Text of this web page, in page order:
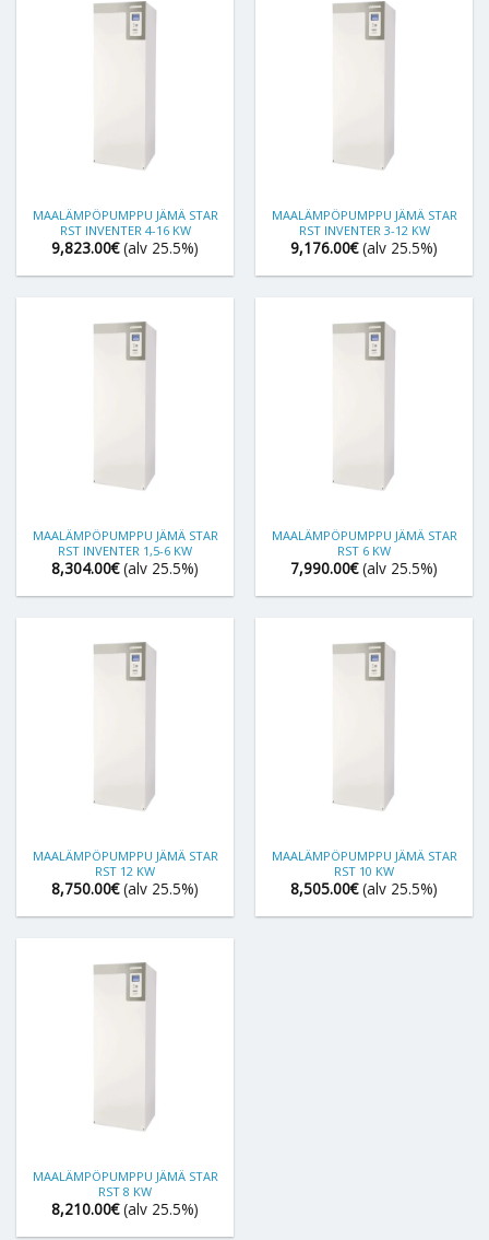
MAALÄMPÖPUMPPU JÄMÄ STAR
RST INVENTER 4-16 KW
9,823.00€ (alv 25.5%)
MAALÄMPÖPUMPPU JÄMÄ STAR
RST INVENTER 3-12 KW
9,176.00€ (alv 25.5%)
MAALÄMPÖPUMPPU JÄMÄ STAR
RST INVENTER 1,5-6 KW
8,304.00€ (alv 25.5%)
MAALÄMPÖPUMPPU JÄMÄ STAR
RST 6 KW
7,990.00€ (alv 25.5%)
MAALÄMPÖPUMPPU JÄMÄ STAR
RST 12 KW
8,750.00€ (alv 25.5%)
MAALÄMPÖPUMPPU JÄMÄ STAR
RST 10 KW
8,505.00€ (alv 25.5%)
MAALÄMPÖPUMPPU JÄMÄ STAR
RST 8 KW
8,210.00€ (alv 25.5%)